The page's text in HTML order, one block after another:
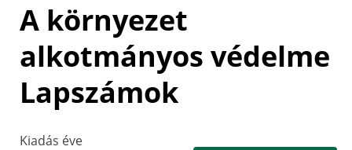
A környezet
alkotmányos védelme
Lapszámok
Kiadás éve